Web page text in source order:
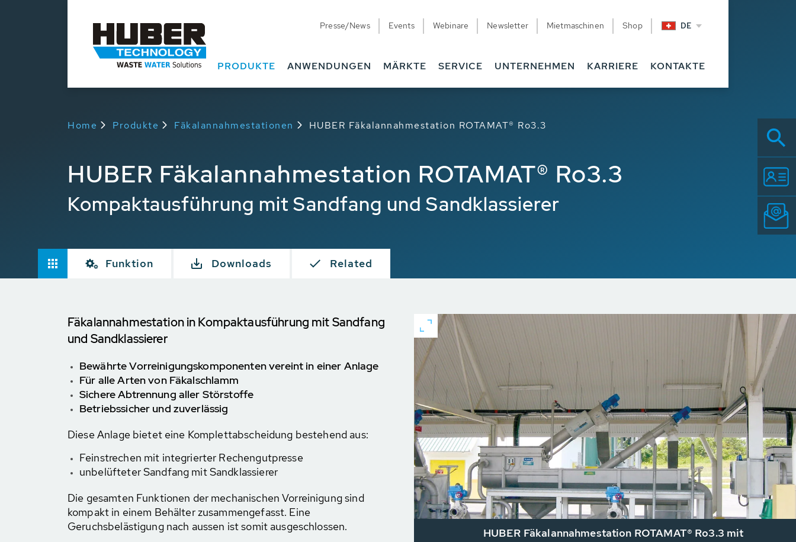
Presse/News Events Webinare Newsletter Mietmaschinen Shop DE
PRODUKTE ANWENDUNGEN MÄRKTE SERVICE UNTERNEHMEN KARRIERE KONTAKTE
Home Produkte Fäkalannahmestationen HUBER Fäkalannahmestation ROTAMAT® Ro3.3
HUBER Fäkalannahmestation ROTAMAT® Ro3.3
Kompaktausführung mit Sandfang und Sandklassierer
Funktion Downloads Related
Fäkalannahmestation in Kompaktausführung mit Sandfang
und Sandklassierer
Bewährte Vorreinigungskomponenten vereint in einer Anlage
Für alle Arten von Fäkalschlamm
Sichere Abtrennung aller Störstoffe
Betriebssicher und zuverlässig
Diese Anlage bietet eine Komplettabscheidung bestehend aus:
Feinstrechen mit integrierter Rechengutpresse
unbelüfteter Sandfang mit Sandklassierer
Die gesamten Funktionen der mechanischen Vorreinigung sind
kompakt in einem Behälter zusammengefasst. Eine
Geruchsbelästigung nach aussen ist somit ausgeschlossen.
HUBER Fäkalannahmestation ROTAMAT® Ro3.3 mit